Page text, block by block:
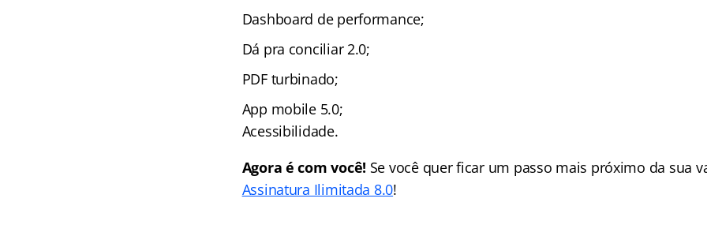
Dashboard de performance;
Dá pra conciliar 2.0;
PDF turbinado;
App mobile 5.0;
Acessibilidade.
Agora é com você! Se você quer ficar um passo mais próximo da sua
Assinatura Ilimitada 8.0!